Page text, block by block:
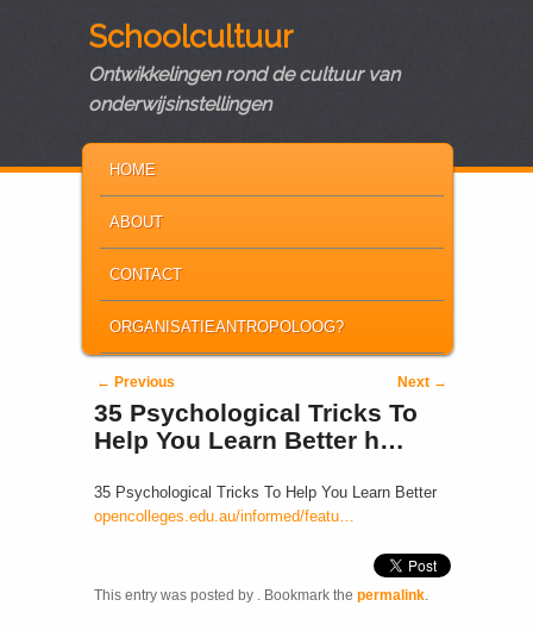
Schoolcultuur
Ontwikkelingen rond de cultuur van
onderwijsinstellingen
SKIP TO PRIMARY CONTENT
SKIP TO SECONDARY CONTENT
HOME
ABOUT
CONTACT
ORGANISATIEANTROPOLOOG?
Post navigation
← Previous Next →
35 Psychological Tricks To
Help You Learn Better h…
35 Psychological Tricks To Help You Learn Better
opencolleges.edu.au/informed/featu…
This entry was posted by . Bookmark the permalink.